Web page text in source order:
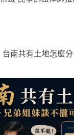
台南共有土地怎麼